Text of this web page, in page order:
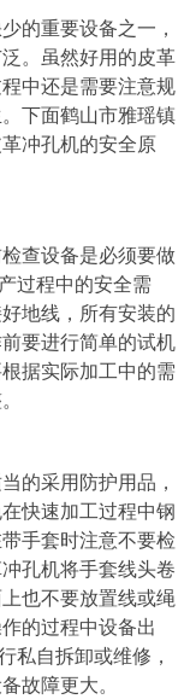
重要设备之一，
。虽然好用的皮革
中还是需要注意规
下面鹤山市雅瑶镇
冲孔机的安全原
查设备是必须要做
过程中的安全需
地线，所有安装的
要进行简单的试机
据实际加工中的需
采用防护用品，
快速加工过程中钢
手套时注意不要检
孔机将手套线头卷
也不要放置线或绳
的过程中设备出
私自拆卸或维修，
故障更大。